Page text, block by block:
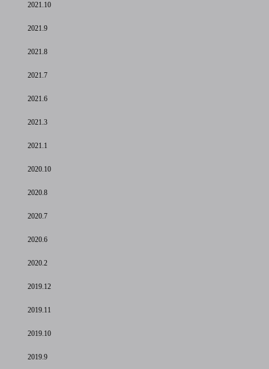
2021.10
2021.9
2021.8
2021.7
2021.6
2021.3
2021.1
2020.10
2020.8
2020.7
2020.6
2020.2
2019.12
2019.11
2019.10
2019.9